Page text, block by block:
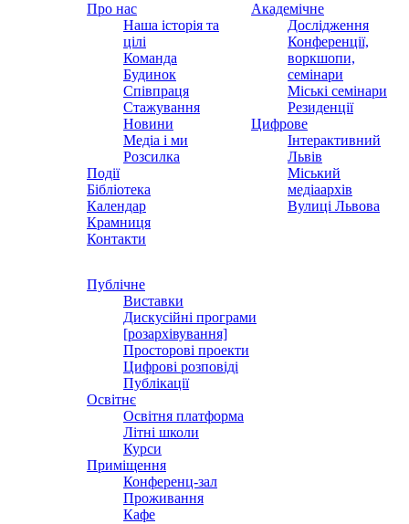
Про нас
Наша історія та
цілі
Команда
Будинок
Співпраця
Стажування
Новини
Медіа і ми
Розсилка
Події
Бібліотека
Календар
Крамниця
Контакти
Академічне
Дослідження
Конференції,
воркшопи,
семінари
Міські семінари
Резиденції
Цифрове
Інтерактивний
Львів
Міський
медіаархів
Вулиці Львова
Публічне
Виставки
Дискусійні програми
[розархівування]
Просторові проекти
Цифрові розповіді
Публікації
Освітнє
Освітня платформа
Літні школи
Курси
Приміщення
Конференц-зал
Проживання
Кафе